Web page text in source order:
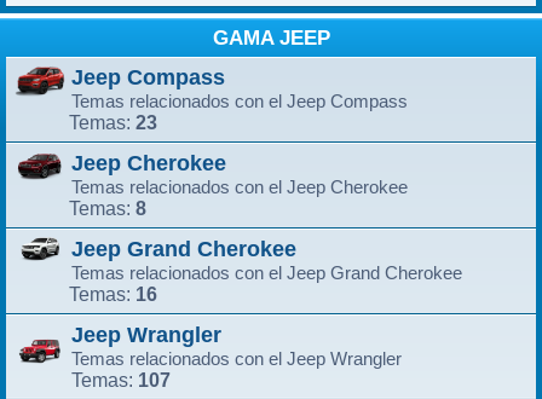
GAMA JEEP
Jeep Compass
Temas relacionados con el Jeep Compass
Temas: 23
Jeep Cherokee
Temas relacionados con el Jeep Cherokee
Temas: 8
Jeep Grand Cherokee
Temas relacionados con el Jeep Grand Cherokee
Temas: 16
Jeep Wrangler
Temas relacionados con el Jeep Wrangler
Temas: 107